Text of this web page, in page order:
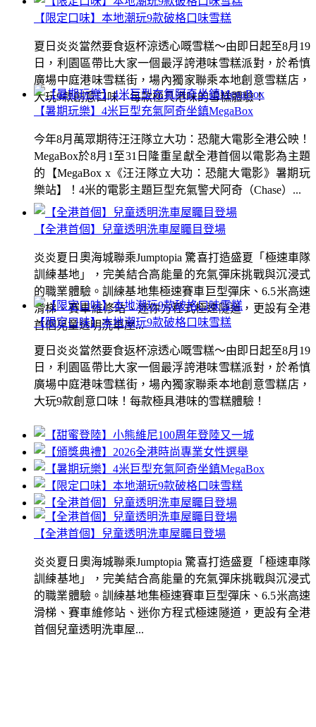
【限定口味】本地潮玩9款破格口味雪糕
夏日炎炎當然要食返杯涼透心嘅雪糕～由即日起至8月19
日，利園區帶比大家一個最浮誇港味雪糕派對，於希慎
廣場中庭港味雪糕街，場內獨家聯乘本地創意雪糕店，
大玩9款創意口味！每款極具港味的雪糕體驗！
【全港首個】兒童透明洗車屋矚目登場
炎炎夏日奧海城聯乘Jumptopia 驚喜打造盛夏「極速車隊
訓練基地」，完美結合高能量的充氣彈床挑戰與沉浸式
的職業體驗。訓練基地集極速賽車巨型彈床、6.5米高速
滑梯、賽車維修站、迷你方程式極速隧道，更設有全港
首個兒童透明洗車屋...
【暑期玩樂】4米巨型充氣阿奇坐鎮MegaBox
今年8月萬眾期待汪汪隊立大功：恐龍大電影全港公映！
MegaBox於8月1至31日隆重呈獻全港首個以電影為主題
的【MegaBox x《汪汪隊立大功：恐龍大電影》暑期玩
樂站】！4米的電影主題巨型充氣警犬阿奇（Chase）...
【限定口味】本地潮玩9款破格口味雪糕
夏日炎炎當然要食返杯涼透心嘅雪糕～由即日起至8月19
日，利園區帶比大家一個最浮誇港味雪糕派對，於希慎
廣場中庭港味雪糕街，場內獨家聯乘本地創意雪糕店，
大玩9款創意口味！每款極具港味的雪糕體驗！
【全港首個】兒童透明洗車屋矚目登場
炎炎夏日奧海城聯乘Jumptopia 驚喜打造盛夏「極速車隊
訓練基地」，完美結合高能量的充氣彈床挑戰與沉浸式
的職業體驗。訓練基地集極速賽車巨型彈床、6.5米高速
滑梯、賽車維修站、迷你方程式極速隧道，更設有全港
首個兒童透明洗車屋...